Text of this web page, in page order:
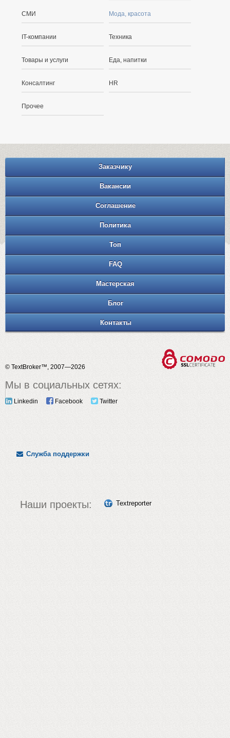
СМИ Мода, красота
IT-компании Техника
Товары и услуги Еда, напитки
Консалтинг HR
Прочее
Заказчику
Вакансии
Соглашение
Политика
Топ
FAQ
Мастерская
Блог
Контакты
© TextBroker™, 2007—2026
Мы в социальных сетях:
Linkedin Facebook Twitter
Служба поддержки
Наши проекты: Textreporter